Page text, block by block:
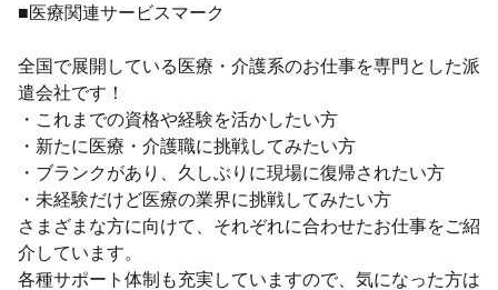
■医療関連サービスマーク
全国で展開している医療・介護系のお仕事を専門とした派
遣会社です！
・これまでの資格や経験を活かしたい方
・新たに医療・介護職に挑戦してみたい方
・ブランクがあり、久しぶりに現場に復帰されたい方
・未経験だけど医療の業界に挑戦してみたい方
さまざまな方に向けて、それぞれに合わせたお仕事をご紹
介しています。
各種サポート体制も充実していますので、気になった方は